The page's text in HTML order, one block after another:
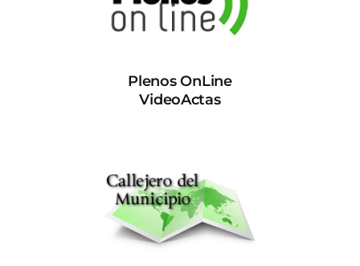
Plenos OnLine
VideoActas